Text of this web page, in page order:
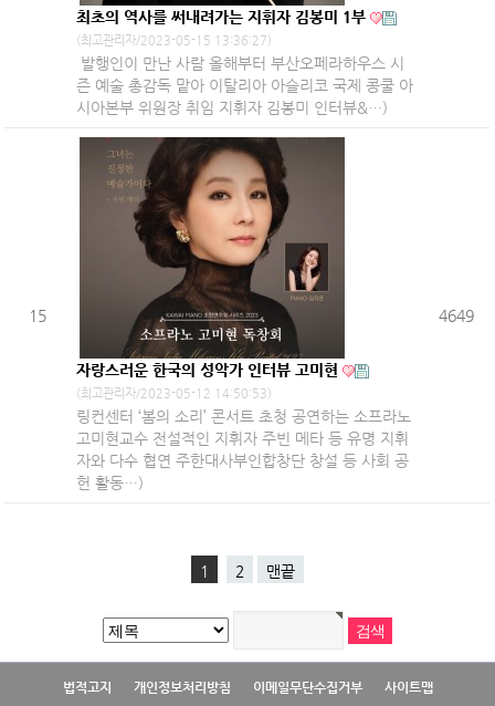
최초의 역사를 써내려가는 지휘자 김봉미 1부
(최고관리자/2023-05-15 13:36:27)
발행인이 만난 사람 올해부터 부산오페라하우스 시
즌 예술 총감독 맡아 이탈리아 아슬리코 국제 콩쿨 아
시아본부 위원장 취임 지휘자 김봉미 인터뷰&…)
15
자랑스러운 한국의 성악가 인터뷰 고미현
(최고관리자/2023-05-12 14:50:53)
링컨센터 ‘봄의 소리’ 콘서트 초청 공연하는 소프라노
고미현교수 전설적인 지휘자 주빈 메타 등 유명 지휘
자와 다수 협연 주한대사부인합창단 창설 등 사회 공
헌 활동…)
4649
1 2 맨끝
법적고지 개인정보처리방침 이메일무단수집거부 사이트맵